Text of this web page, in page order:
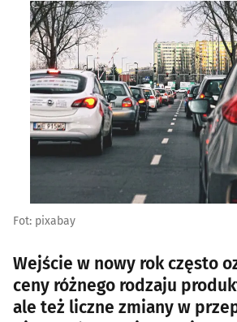
Fot: pixabay
Wejście w nowy rok często
ceny różnego rodzaju
ale też liczne zmiany w